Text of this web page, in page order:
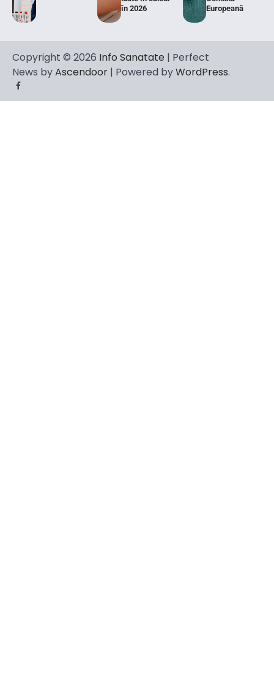
în 2026
Europeană
Copyright © 2026 Info Sanatate | Perfect
News byAscendoor | Powered byWordPress.
Facebook